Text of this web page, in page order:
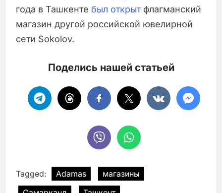
года в Ташкенте был открытфлагманский
магазин другой российской ювелирной
сети Sokolov.
Поделись нашей статьей
Tagged: Adamas
магазины